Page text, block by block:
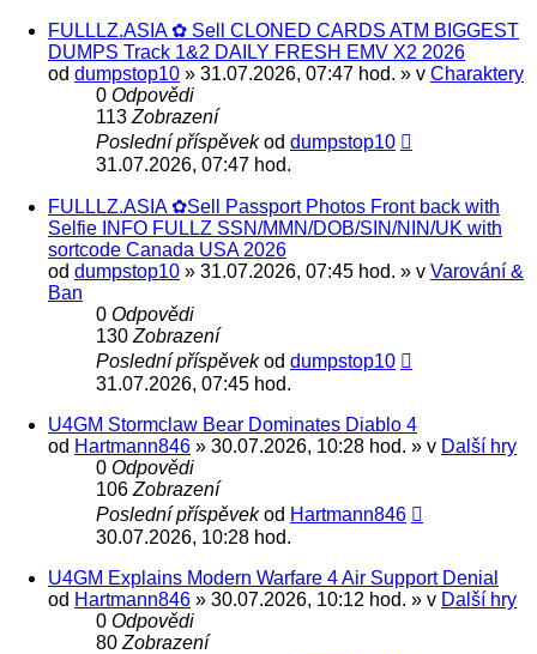
FULLLZ.ASIA ✿ Sell CLONED CARDS ATM BIGGEST
DUMPS Track 1&2 DAILY FRESH EMV X2 2026
od dumpstop10 » 31.07.2026, 07:47 hod. » v Charaktery
0 Odpovědi
113 Zobrazení
Poslední příspěvekod dumpstop10
31.07.2026, 07:47 hod.
FULLLZ.ASIA ✿Sell Passport Photos Front back with
Selfie INFO FULLZ SSN/MMN/DOB/SIN/NIN/UK with
sortcode Canada USA 2026
od dumpstop10 » 31.07.2026, 07:45 hod. » v Varování &
Ban
0 Odpovědi
130 Zobrazení
Poslední příspěvekod dumpstop10
31.07.2026, 07:45 hod.
U4GM Stormclaw Bear Dominates Diablo 4
od Hartmann846 » 30.07.2026, 10:28 hod. » v Další hry
0 Odpovědi
106 Zobrazení
Poslední příspěvekod Hartmann846
30.07.2026, 10:28 hod.
U4GM Explains Modern Warfare 4 Air Support Denial
od Hartmann846 » 30.07.2026, 10:12 hod. » v Další hry
0 Odpovědi
80 Zobrazení